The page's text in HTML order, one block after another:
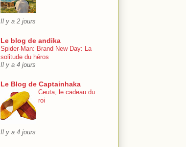
Il y a 2 jours
Le blog de andika
Spider-Man: Brand New Day: La
solitude du héros
Il y a 4 jours
Le Blog de Captainhaka
Ceuta, le cadeau du
roi
Il y a 4 jours